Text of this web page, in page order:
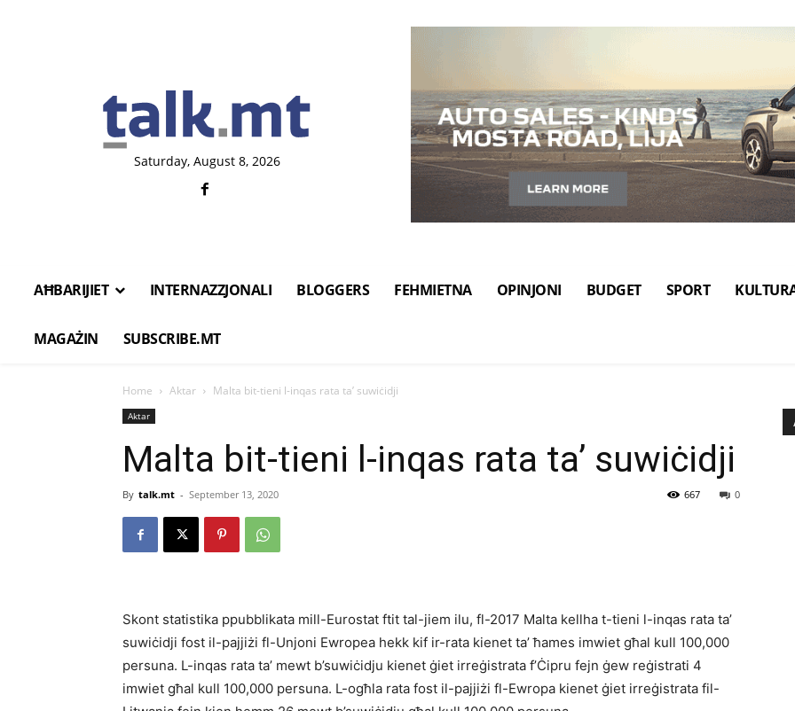
Saturday, August 8, 2026
AĦBARIJIET INTERNAZZJONALI BLOGGERS FEHMIETNA OPINJONI BUDGET SPORT
MAGAŻIN SUBSCRIBE.MT
Home Aktar Malta bit-tieni l-inqas rata ta’ suwiċidji
Aktar
Malta bit-tieni l-inqas rata ta’ suwiċidji
By talk.mt - September 13, 2020 0
667
Skont statistika ppubblikata mill-Eurostat ftit tal-jiem ilu, fl-2017 Malta kellha t-tieni l-inqas rata ta’
suwiċidji fost il-pajjiżi fl-Unjoni Ewropea hekk kif ir-rata kienet ta’ ħames imwiet għal kull 100,000
persuna. L-inqas rata ta’ mewt b’suwiċidju kienet ġiet irreġistrata f’Ċipru fejn ġew reġistrati 4
imwiet għal kull 100,000 persuna. L-ogħla rata fost il-pajjiżi fl-Ewropa kienet ġiet irreġistrata fil-